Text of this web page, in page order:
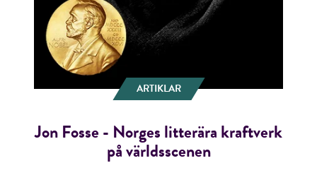
ARTIKLAR
Jon Fosse - Norges litterära kraftverk
på världsscenen